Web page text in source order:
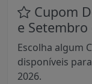
Cupom
e Setembro
Escolha algum
disponíveis
2026.